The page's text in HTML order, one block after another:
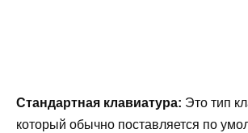
Стандартная клавиатура: Это тип
который обычно поставляется по